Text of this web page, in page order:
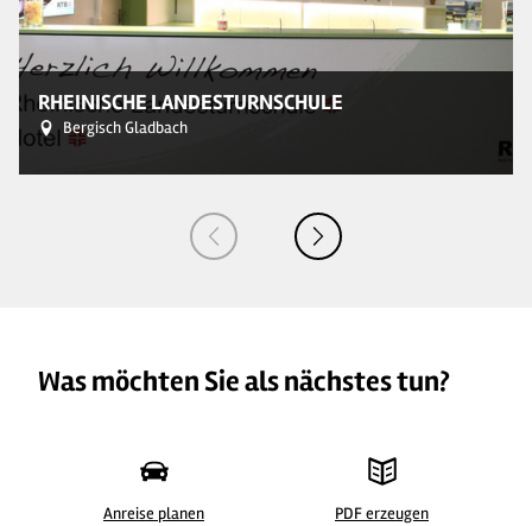
RHEINISCHE LANDESTURNSCHULE
Bergisch Gladbach
Was möchten Sie als nächstes tun?
Anreise planen PDF erzeugen